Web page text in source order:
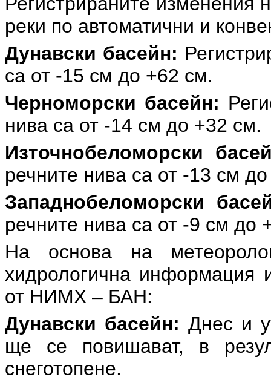
реки по автоматични и
Дунавски басейн:
са от -15 см до +62 см.
Черноморски басейн:
нива са от -14 см до +32 см.
Източнобеломорски
речните нива са от -13 см
Западнобеломорски
речните нива са от -9 см до
На основа на
хидрологична информация
от НИМХ – БАН:
Дунавски басейн: Днес и
ще се повишават, в
снеготопене.